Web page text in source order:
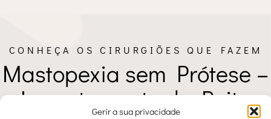
Gerir a sua privacidade
CONHEÇA OS CIRURGIÕES QUE FAZEM
Mastopexia sem Prótese –
Levantamento do Peito